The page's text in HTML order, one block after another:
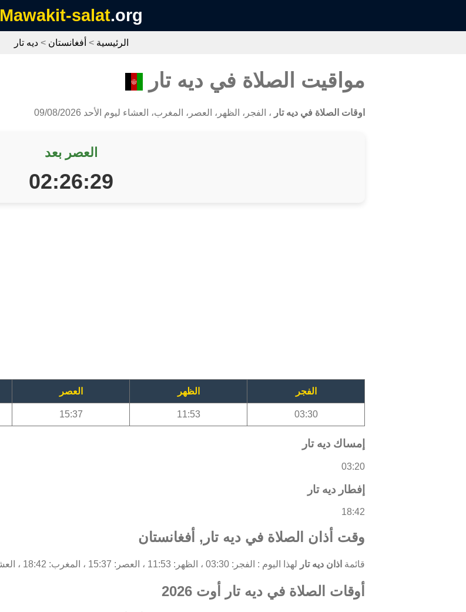
Mawakit-salat.org
الرئيسية > أفغانستان >ديه تار
مواقيت الصلاة في ديه تار
اوقات الصلاة في ديه تار ، الفجر، الظهر، العصر، المغرب، العشاء ليوم الأحد 09/08/2026
العصر بعد
02:26:28
الفجر الظهر العصر
03:30
11:53
15:37
إمساك ديه تار
03:20
إفطار ديه تار
18:42
وقت أذان الصلاة في ديه تار, أفغانستان
قائمة اذان ديه تار لهذا اليوم : الفجر: 03:30 ، الظهر: 11:53 ، العصر: 15:37 ، المغرب: 18:42 ، العشاء: 20:10.
أوقات الصلاة في ديه تار أوت 2026